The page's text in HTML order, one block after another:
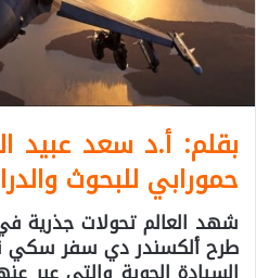
بقلم: أ.د سعد عبيد
حمورابي للبحوث
شهد العالم تحولات جذرية
طرح ألكسندر دي سفر سكي